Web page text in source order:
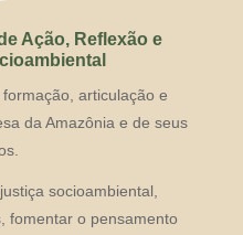
Ação, Reflexão e
articulação e
da Amazônia e de seus
socioambiental,
fomentar o pensamento